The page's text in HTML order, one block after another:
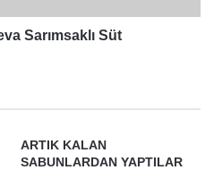
Sarımsaklı Süt
ARTIK KALAN
SABUNLARDAN YAPTILAR